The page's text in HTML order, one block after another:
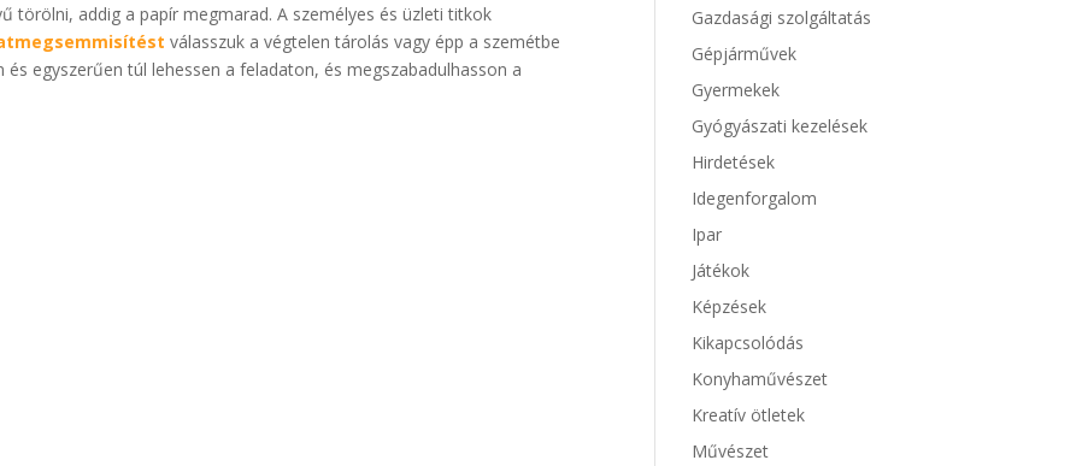
törölni, addig a papír megmarad. A személyes és üzleti titkok
válasszuk a végtelen tárolás vagy épp a szemétbe
egyszerűen túl lehessen a feladaton, és megszabadulhasson a
Gazdasági szolgáltatás
Gépjárművek
Gyermekek
Gyógyászati kezelések
Hirdetések
Idegenforgalom
Ipar
Játékok
Képzések
Kikapcsolódás
Konyhaművészet
Kreatív ötletek
Művészet